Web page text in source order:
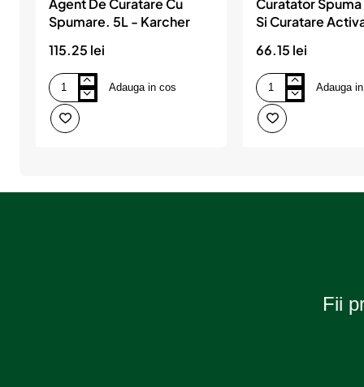
Spumare. 5L - Karcher
115.25 lei
Agent
De
Curatare
Cu
Adauga in cos
Si Curatare
66.15 lei
Curatator
Spuma
Intensiva
Si
Karcher
Adauga
Fii